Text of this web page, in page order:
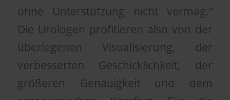
ohne Unterstützung nicht vermag.“
Die Urologen profitieren also von der
überlegenen Visualisierung, der
verbesserten Geschicklichkeit, der
größeren Genauigkeit und dem